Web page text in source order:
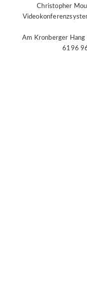
Christopher
Am Kronberger Hang
6196